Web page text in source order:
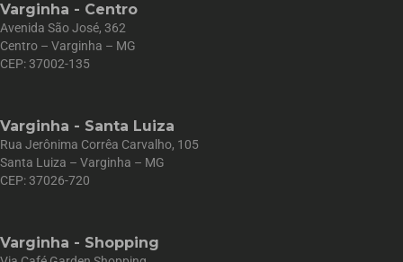
Varginha - Centro
Avenida São José, 362
Centro – Varginha – MG
CEP: 37002-135
Varginha - Santa Luiza
Rua Jerônima Corrêa Carvalho, 105
Santa Luiza – Varginha – MG
CEP: 37026-720
Varginha - Shopping